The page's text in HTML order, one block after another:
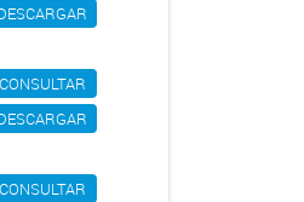
CONSULTAR
CONSULTAR